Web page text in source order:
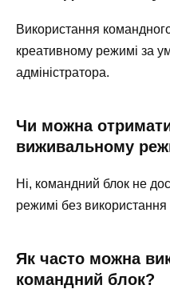
Використання
креативному режимі за
адміністратора.
Чи можна
виживальному
Ні, командний блок не
режимі без використання
Як часто можна
командний блок?